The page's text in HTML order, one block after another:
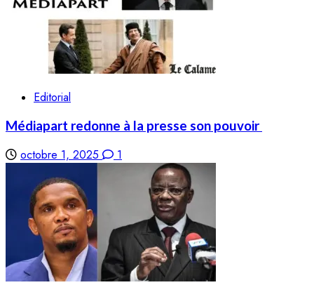
Editorial
Médiapart redonne à la presse son pouvoir
octobre 1, 2025 1